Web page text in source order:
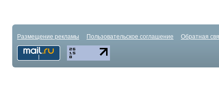
Размещение рекламы Пользовательское соглашение Обратная